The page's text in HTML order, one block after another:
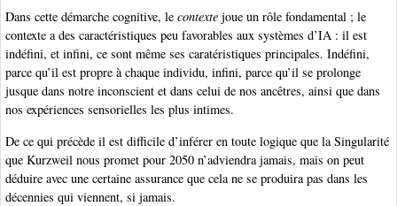
Dans cette démarche cognitive, le contexte joue un rôle fondamental ; le
contexte a des caractéristiques peu favorables aux systèmes d’IA : il est
indéfini, et infini, ce sont même ses caratéristiques principales. Indéfini,
parce qu’il est propre à chaque individu, infini, parce qu’il se prolonge
jusque dans notre inconscient et dans celui de nos ancêtres, ainsi que dans
nos expériences sensorielles les plus intimes.
De ce qui précède il est difficile d’inférer en toute logique que la Singularité
que Kurzweil nous promet pour 2050 n’adviendra jamais, mais on peut
déduire avec une certaine assurance que cela ne se produira pas dans les
décennies qui viennent, si jamais.